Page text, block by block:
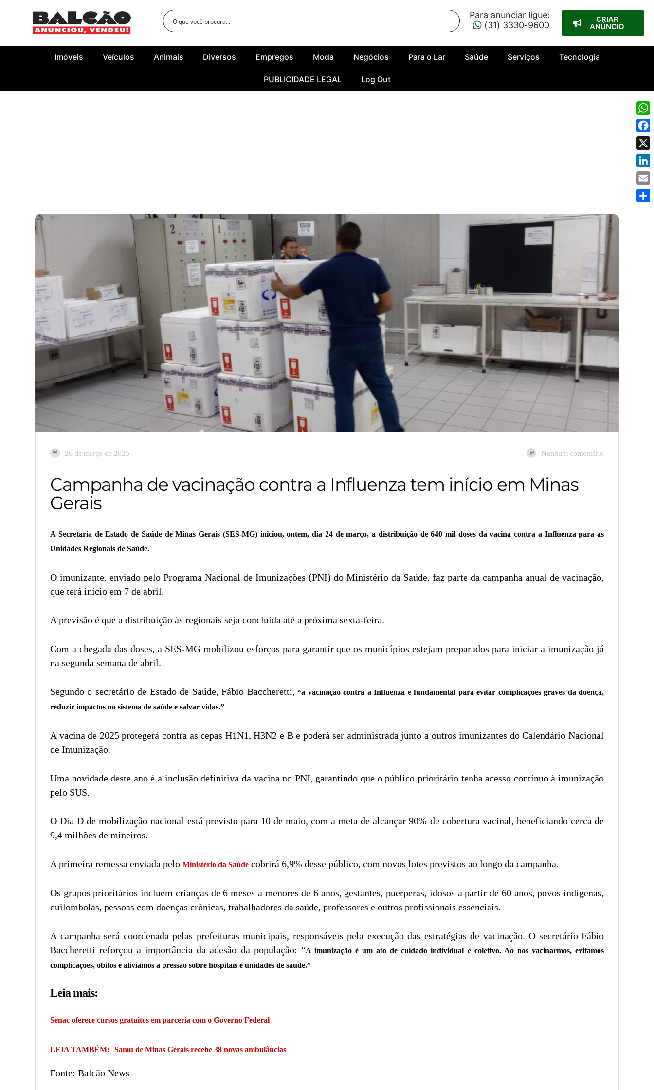
Para anunciar ligue:
(31) 3330-9600
CRIAR
ANÚNCIO
Imóveis Veículos Animais Diversos Empregos Moda Negócios Para o Lar Saúde Serviços Tecnologia
PUBLICIDADE LEGAL Log Out
26 de março de 2025 Nenhum comentário
Campanha de vacinação contra a Influenza tem início em Minas
Gerais
A Secretaria de Estado de Saúde de Minas Gerais (SES-MG) iniciou, ontem, dia 24 de março, a distribuição de 640 mil doses da vacina contra a Influenza para as
Unidades Regionais de Saúde.
O imunizante, enviado pelo Programa Nacional de Imunizações (PNI) do Ministério da Saúde, faz parte da campanha anual de vacinação,
que terá início em 7 de abril.
A previsão é que a distribuição às regionais seja concluída até a próxima sexta-feira.
Com a chegada das doses, a SES-MG mobilizou esforços para garantir que os municípios estejam preparados para iniciar a imunização já
na segunda semana de abril.
Segundo o secretário de Estado de Saúde, Fábio Baccheretti, “a vacinação contra a Influenza é fundamental para evitar complicações graves da doença,
reduzir impactos no sistema de saúde e salvar vidas.”
A vacina de 2025 protegerá contra as cepas H1N1, H3N2 e B e poderá ser administrada junto a outros imunizantes do Calendário Nacional
de Imunização.
Uma novidade deste ano é a inclusão definitiva da vacina no PNI, garantindo que o público prioritário tenha acesso contínuo à imunização
pelo SUS.
O Dia D de mobilização nacional está previsto para 10 de maio, com a meta de alcançar 90% de cobertura vacinal, beneficiando cerca de
9,4 milhões de mineiros.
A primeira remessa enviada pelo Ministério da Saúde cobrirá 6,9% desse público, com novos lotes previstos ao longo da campanha.
Os grupos prioritários incluem crianças de 6 meses a menores de 6 anos, gestantes, puérperas, idosos a partir de 60 anos, povos indígenas,
quilombolas, pessoas com doenças crônicas, trabalhadores da saúde, professores e outros profissionais essenciais.
A campanha será coordenada pelas prefeituras municipais, responsáveis pela execução das estratégias de vacinação. O secretário Fábio
Baccheretti reforçou a importância da adesão da população: “A imunização é um ato de cuidado individual e coletivo. Ao nos vacinarmos, evitamos
complicações, óbitos e aliviamos a pressão sobre hospitais e unidades de saúde.”
Leia mais:
Senac oferece cursos gratuitos em parceria com o Governo Federal
LEIA TAMBÉM: Samu de Minas Gerais recebe 38 novas ambulâncias
Fonte: Balcão News
X